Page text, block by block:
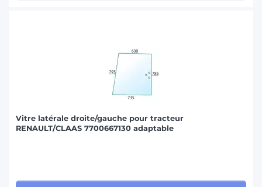
Vitre latérale droite/gauche pour tracteur
RENAULT/CLAAS 7700667130 adaptable